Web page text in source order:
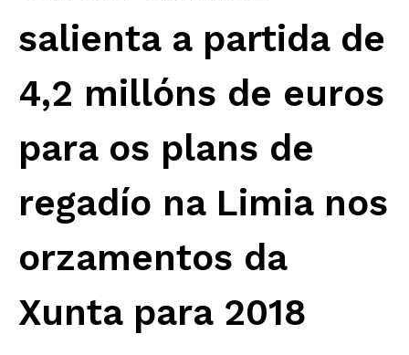
salienta a partida de
4,2 millóns de euros
para os plans de
regadío na Limia nos
orzamentos da
Xunta para 2018